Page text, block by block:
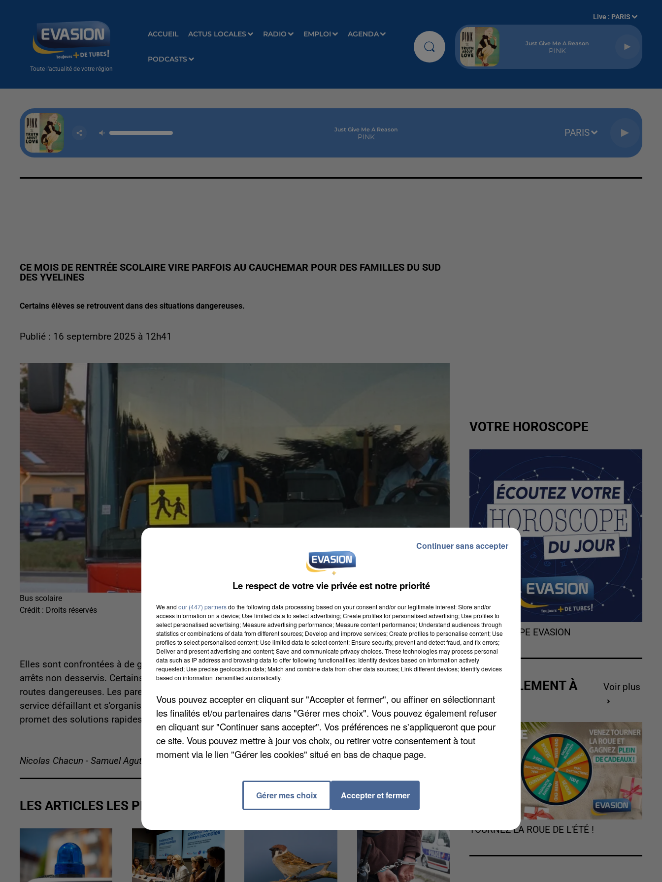
Toute l'actualité de votre région
ACCUEIL ACTUS LOCALES RADIO EMPLOI AGENDA
PODCASTS
Live : PARIS
Just Give Me A Reason
PINK
Just Give Me A Reason
PINK PARIS
CE MOIS DE RENTRÉE SCOLAIRE VIRE PARFOIS AU CAUCHEMAR POUR DES FAMILLES DU SUD
DES YVELINES
Certains élèves se retrouvent dans des situations dangereuses.
Publié : 16 septembre 2025 à 12h41
Bus scolaire
Crédit : Droits réservés
Elles sont confrontées à de graves dysfonctionnements des bus scolaires : non-passages, retards,
arrêts non desservis. Certains élèves se retrouvent abandonnés sur le trottoir ou déposés sur des
routes dangereuses. Les parents, qui paient jusqu'à 800 euros par an de pass Navigo, dénoncent un
service défaillant et s'organisent via WhatsApp pour pallier ces problèmes. Île-de-France Mobilités
promet des solutions rapides.
Nicolas Chacun - Samuel Agutter
LES ARTICLES LES PLUS VUS
VOTRE HOROSCOPE
L'HOROSCOPE EVASION
ACTUELLEMENT À
GAGNER
Voir plus
TOURNEZ LA ROUE DE L'ÉTÉ !
Le respect de votre vie privée est notre priorité
We and our (447) partnersdo the following data processing based on your consent and/or our legitimate interest: Store and/or
access information on a device; Use limited data to select advertising; Create profiles for personalised advertising; Use profiles to
select personalised advertising; Measure advertising performance; Measure content performance; Understand audiences through
statistics or combinations of data from different sources; Develop and improve services; Create profiles to personalise content; Use
profiles to select personalised content; Use limited data to select content; Ensure security, prevent and detect fraud, and fix errors;
Deliver and present advertising and content; Save and communicate privacy choices. These technologies may process personal
data such as IP address and browsing data to offer following functionalities: Identify devices based on information actively
requested; Use precise geolocation data; Match and combine data from other data sources; Link different devices; Identify devices
based on information transmitted automatically.
Vous pouvez accepter en cliquant sur "Accepter et fermer", ou affiner en sélectionnant
les finalités et/ou partenaires dans "Gérer mes choix". Vous pouvez également refuser
en cliquant sur "Continuer sans accepter". Vos préférences ne s'appliqueront que pour
ce site. Vous pouvez mettre à jour vos choix, ou retirer votre consentement à tout
moment via le lien "Gérer les cookies" situé en bas de chaque page.
Gérer mes choix Accepter et fermer
Continuer sans accepter